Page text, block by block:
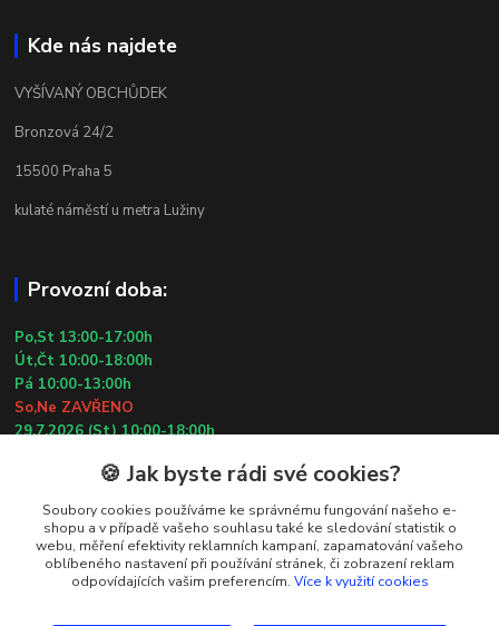
Kde nás najdete
VYŠÍVANÝ OBCHŮDEK
Bronzová 24/2
15500 Praha 5
kulaté náměstí u metra Lužiny
Provozní doba:
Po,St 13:00-17:00h
Út,Čt 10:00-18:00h
Pá 10:00-13:00h
So,Ne ZAVŘENO
29.7.2026 (St) 10:00-18:00h
Simona Kozová
+420 602 181 001
🍪 Jak byste rádi své cookies?
Soubory cookies používáme ke správnému fungování našeho e-
shopu a v případě vašeho souhlasu také ke sledování statistik o
webu, měření efektivity reklamních kampaní, zapamatování vašeho
oblíbeného nastavení při používání stránek, či zobrazení reklam
odpovídajících vašim preferencím. Více k využití cookies